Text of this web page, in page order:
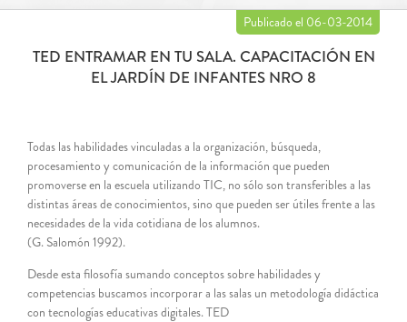
Publicado el 06-03-2014
TED ENTRAMAR EN TU SALA. CAPACITACIÓN EN
EL JARDÍN DE INFANTES NRO 8
Todas las habilidades vinculadas a la organización, búsqueda,
procesamiento y comunicación de la información que pueden
promoverse en la escuela utilizando TIC, no sólo son transferibles a las
distintas áreas de conocimientos, sino que pueden ser útiles frente a las
necesidades de la vida cotidiana de los alumnos.
(G. Salomón 1992).
Desde esta filosofía sumando conceptos sobre habilidades y
competencias buscamos incorporar a las salas un metodología didáctica
con tecnologías educativas digitales. TED